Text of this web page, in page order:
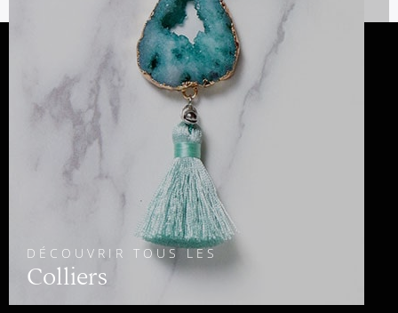
DÉCOUVRIR TOUS LES
Colliers